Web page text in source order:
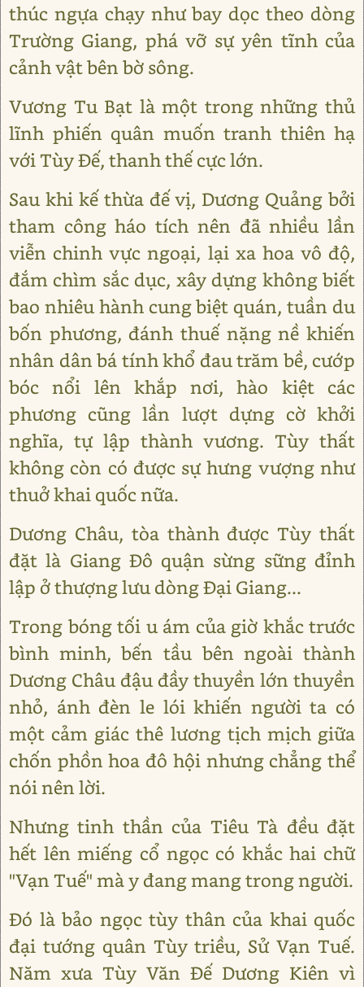
thúc ngựa chạy như bay dọc theo dòng
Trường Giang, phá vỡ sự yên tĩnh của
cảnh vật bên bờ sông.
Vương Tu Bạt là một trong những thủ
lĩnh phiến quân muốn tranh thiên hạ
với Tùy Đế, thanh thế cực lớn.
Sau khi kế thừa đế vị, Dương Quảng bởi
tham công háo tích nên đã nhiều lần
viễn chinh vực ngoại, lại xa hoa vô độ,
đắm chìm sắc dục, xây dựng không biết
bao nhiêu hành cung biệt quán, tuần du
bốn phương, đánh thuế nặng nề khiến
nhân dân bá tính khổ đau trăm bề, cướp
bóc nổi lên khắp nơi, hào kiệt các
phương cũng lần lượt dựng cờ khởi
nghĩa, tự lập thành vương. Tùy thất
không còn có được sự hưng vượng như
thuở khai quốc nữa.
Dương Châu, tòa thành được Tùy thất
đặt là Giang Đô quận sừng sững đỉnh
lập ở thượng lưu dòng Đại Giang...
Trong bóng tối u ám của giờ khắc trước
bình minh, bến tầu bên ngoài thành
Dương Châu đậu đầy thuyền lớn thuyền
nhỏ, ánh đèn le lói khiến người ta có
một cảm giác thê lương tịch mịch giữa
chốn phồn hoa đô hội nhưng chẳng thể
nói nên lời.
Nhưng tinh thần của Tiêu Tà đều đặt
hết lên miếng cổ ngọc có khắc hai chữ
"Vạn Tuế" mà y đang mang trong người.
Đó là bảo ngọc tùy thân của khai quốc
đại tướng quân Tùy triều, Sử Vạn Tuế.
Năm xưa Tùy Văn Đế Dương Kiên vì